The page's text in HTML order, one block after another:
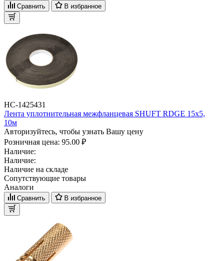
Сравнить В избранное
НС-1425431
Лента уплотнительная межфланцевая SHUFT RDGE 15х5,
10м
Авторизуйтесь, чтобы узнать Вашу цену
Розничная цена: 95.00 ₽
Наличие:
Наличие:
Наличие на складе
Сопутствующие товары
Аналоги
Сравнить В избранное